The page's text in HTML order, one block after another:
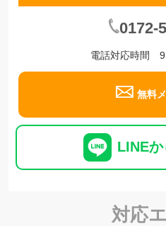
0172-
電話対応時間 9
無料
LINE
対応